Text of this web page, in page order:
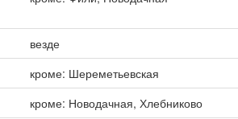
везде
кроме: Шереметьевская
кроме: Новодачная, Хлебниково